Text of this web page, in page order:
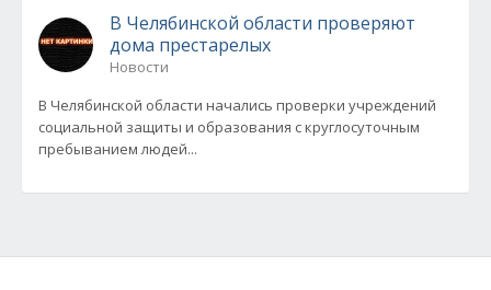
В Челябинской области проверяют
дома престарелых
Новости
В Челябинской области начались проверки учреждений
социальной защиты и образования с круглосуточным
пребыванием людей...